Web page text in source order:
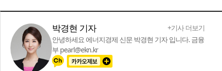
박경현 기자
+기사 더보기
안녕하세요 에너지경제 신문 박경현 기자 입니다. 금융
부 pearl@ekn.kr